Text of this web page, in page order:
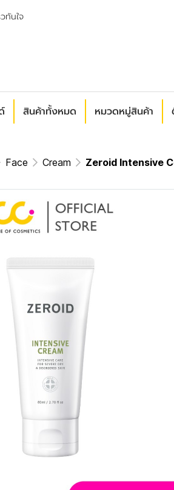
ทันใจ
สินค้าทั้งหมด หมวดหมู่สินค้า
Face Cream Zeroid Intensive